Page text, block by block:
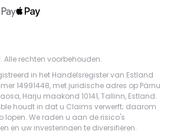
Alle rechten voorbehouden.
in het Handelsregister van Estland
14991448, met juridische adres op Pärnu
Harju maakond 10141, Tallinn, Estland.
houdt in dat u Claims verwerft; daarom
lopen. We raden u aan de risico's
en uw investeringen te diversifiëren.